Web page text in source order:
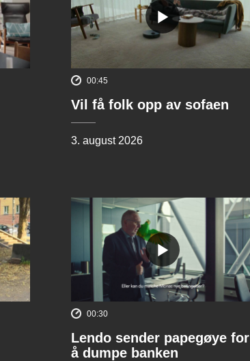
00:45
Vil få folk opp av sofaen
3. august 2026
00:30
Lendo sender papegøye for
å dumpe banken